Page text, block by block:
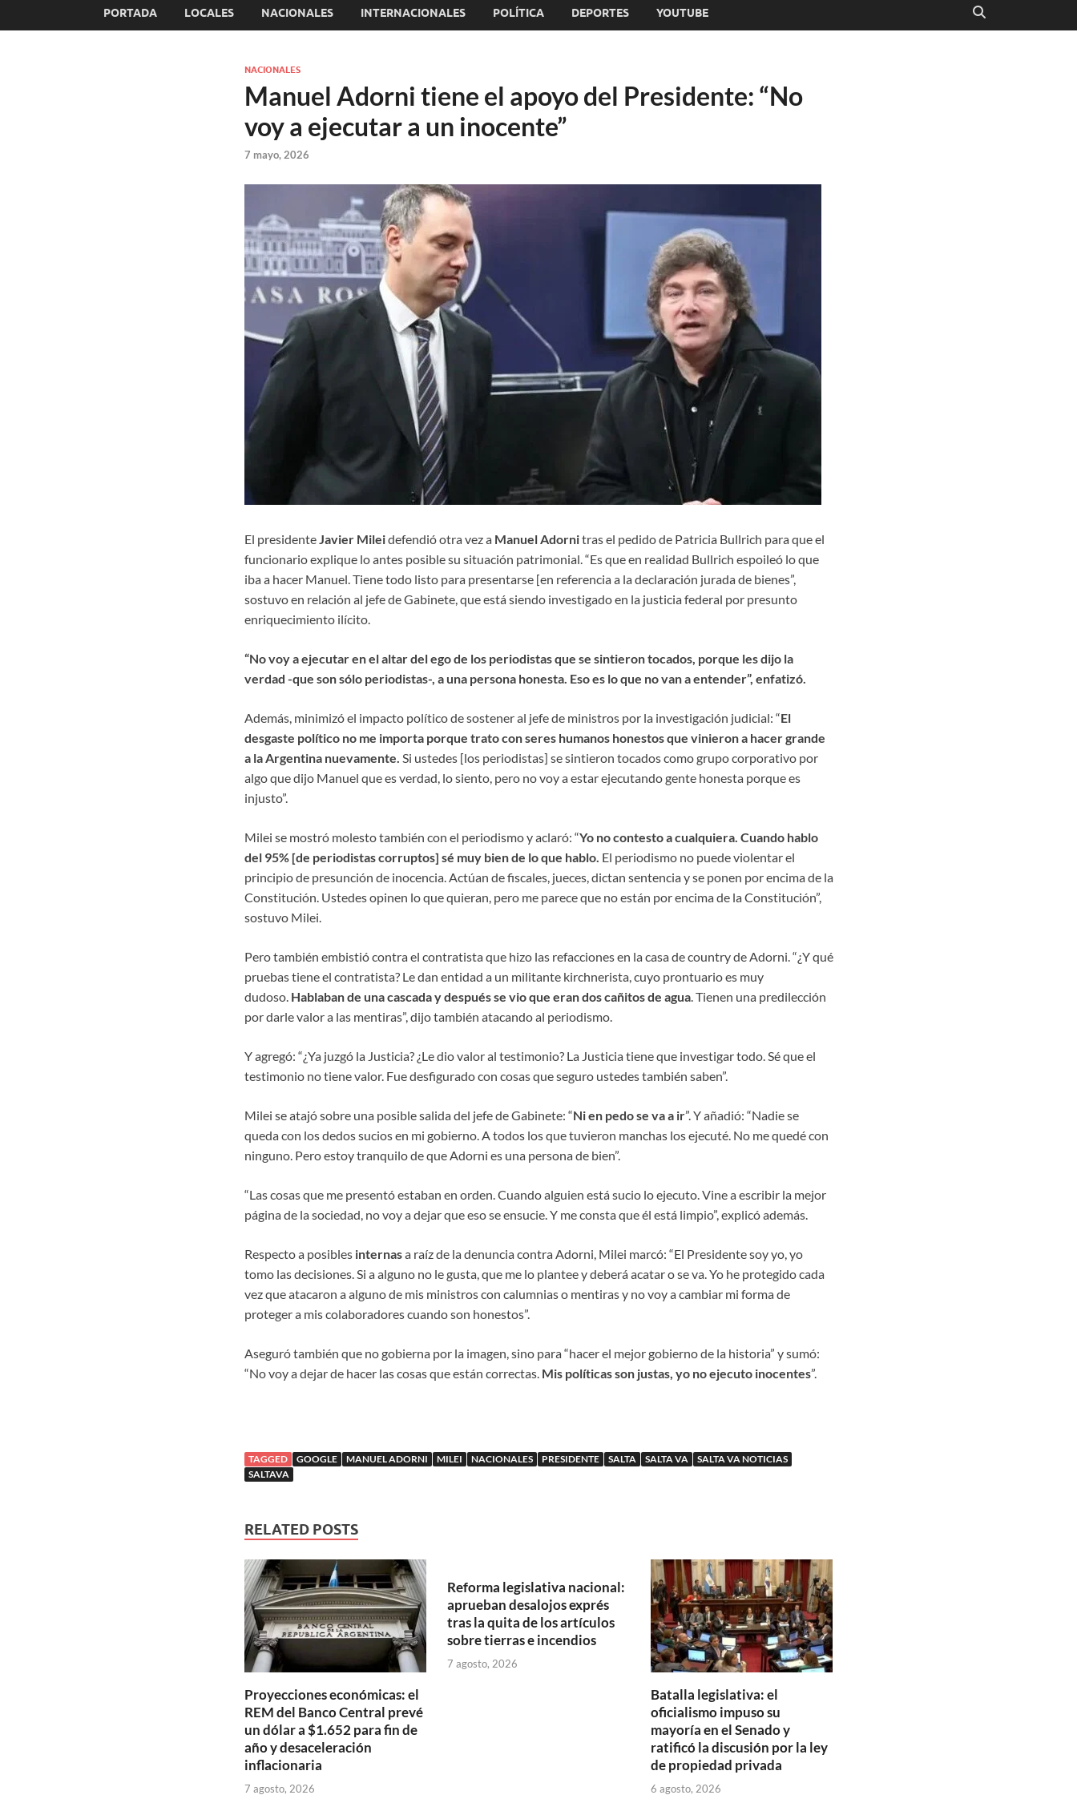
PORTADA LOCALES NACIONALES INTERNACIONALES POLÍTICA DEPORTES YOUTUBE
NACIONALES
Manuel Adorni tiene el apoyo del Presidente: “No
voy a ejecutar a un inocente”
7 mayo, 2026
El presidenteJavier Mileidefendió otra vez a Manuel Adornitras el pedido de Patricia Bullrich para que el
funcionario explique lo antes posible su situación patrimonial. “Es que en realidad Bullrich espoileó lo que
iba a hacer Manuel. Tiene todo listo para presentarse [en referencia a la declaración jurada de bienes”,
sostuvo en relación al jefe de Gabinete, que está siendo investigado en la justicia federal por presunto
enriquecimiento ilícito.
“No voy a ejecutar en el altar del ego de los periodistas que se sintieron tocados, porque les dijo la
verdad -que son sólo periodistas-, a una persona honesta. Eso es lo que no van a entender”, enfatizó.
Además, minimizó el impacto político de sostener al jefe de ministros por la investigación judicial: “El
desgaste político no me importa porque trato con seres humanos honestos que vinieron a hacer grande
a la Argentina nuevamente. Si ustedes [los periodistas] se sintieron tocados como grupo corporativo por
algo que dijo Manuel que es verdad, lo siento, pero no voy a estar ejecutando gente honesta porque es
injusto”.
Milei se mostró molesto también con el periodismo y aclaró: “Yo no contesto a cualquiera. Cuando hablo
del 95% [de periodistas corruptos] sé muy bien de lo que hablo. El periodismo no puede violentar el
principio de presunción de inocencia. Actúan de fiscales, jueces, dictan sentencia y se ponen por encima de la
Constitución. Ustedes opinen lo que quieran, pero me parece que no están por encima de la Constitución”,
sostuvo Milei.
Pero también embistió contra el contratista que hizo las refacciones en la casa de country de Adorni. “¿Y qué
pruebas tiene el contratista? Le dan entidad a un militante kirchnerista, cuyo prontuario es muy
dudoso. Hablaban de una cascada y después se vio que eran dos cañitos de agua. Tienen una predilección
por darle valor a las mentiras”, dijo también atacando al periodismo.
Y agregó: “¿Ya juzgó la Justicia? ¿Le dio valor al testimonio? La Justicia tiene que investigar todo. Sé que el
testimonio no tiene valor. Fue desfigurado con cosas que seguro ustedes también saben”.
Milei se atajó sobre una posible salida del jefe de Gabinete: “Ni en pedo se va a ir”. Y añadió: “Nadie se
queda con los dedos sucios en mi gobierno. A todos los que tuvieron manchas los ejecuté. No me quedé con
ninguno. Pero estoy tranquilo de que Adorni es una persona de bien”.
“Las cosas que me presentó estaban en orden. Cuando alguien está sucio lo ejecuto. Vine a escribir la mejor
página de la sociedad, no voy a dejar que eso se ensucie. Y me consta que él está limpio”, explicó además.
Respecto a posibles internasa raíz de la denuncia contra Adorni, Milei marcó: “El Presidente soy yo, yo
tomo las decisiones. Si a alguno no le gusta, que me lo plantee y deberá acatar o se va. Yo he protegido cada
vez que atacaron a alguno de mis ministros con calumnias o mentiras y no voy a cambiar mi forma de
proteger a mis colaboradores cuando son honestos”.
Aseguró también que no gobierna por la imagen, sino para “hacer el mejor gobierno de la historia” y sumó:
“No voy a dejar de hacer las cosas que están correctas. Mis políticas son justas, yo no ejecuto inocentes”.
TAGGED GOOGLE MANUEL ADORNI MILEI NACIONALES PRESIDENTE SALTA SALTA VA
SALTA VA NOTICIAS
SALTAVA
RELATED POSTS
Proyecciones económicas: el
REM del Banco Central prevé
un dólar a $1.652 para fin de
año y desaceleración
inflacionaria
7 agosto, 2026
Reforma legislativa nacional:
aprueban desalojos exprés
tras la quita de los artículos
sobre tierras e incendios
7 agosto, 2026
Batalla legislativa: el
oficialismo impuso su
mayoría en el Senado y
ratificó la discusión por la ley
de propiedad privada
6 agosto, 2026